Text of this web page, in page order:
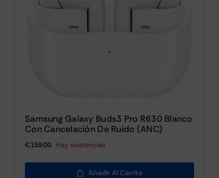
Samsung Galaxy Buds3 Pro R630 Blanco
Con Cancelación De Ruido (ANC)
€159.00 Hay existencias
Añadir Al Carrito